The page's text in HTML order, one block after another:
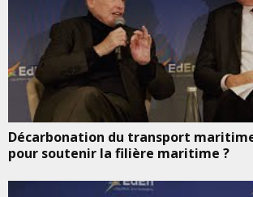
Décarbonation du transport
pour soutenir la filière maritime ?